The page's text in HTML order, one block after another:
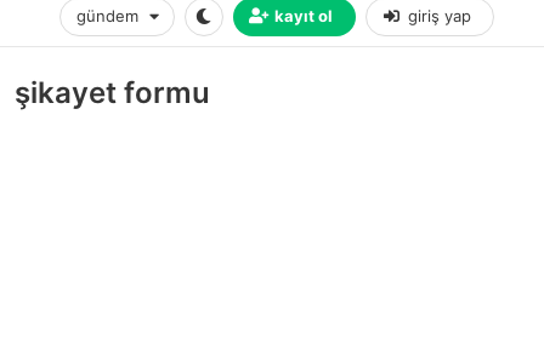
gündem kayıt ol giriş yap
şikayet formu